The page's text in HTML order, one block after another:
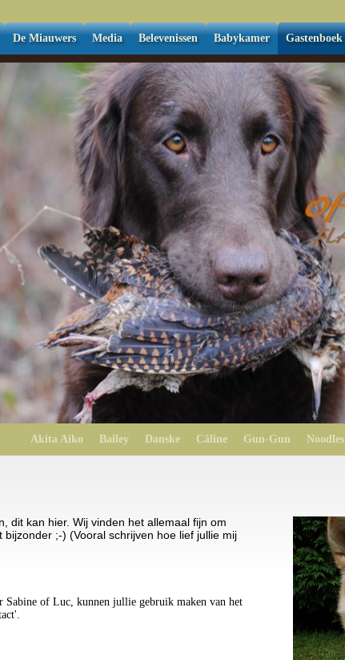
De Miauwers Media Belevenissen Babykamer Gastenboek
Akita Aiko Bailey Danske Câline Gun-Gun Noodles
dit kan hier. Wij vinden het allemaal fijn om
;-) (Vooral schrijven hoe lief jullie mij
Sabine of Luc, kunnen jullie gebruik maken van het